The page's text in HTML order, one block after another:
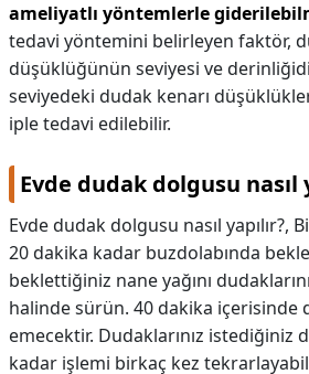
ameliyatlı yöntemlerle
tedavi yöntemini belirleyen faktör,
düşüklüğünün seviyesi ve
seviyedeki dudak kenarı
iple tedavi edilebilir.
Evde dudak dolgusu nasıl
Evde dudak dolgusu nasıl yapılır?,
20 dakika kadar buzdolabında
beklettiğiniz nane yağını
halinde sürün. 40 dakika içerisinde
emecektir. Dudaklarınız istediğiniz
kadar işlemi birkaç kez